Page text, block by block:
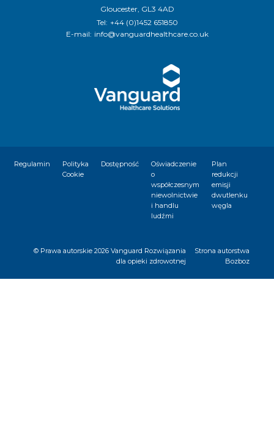
Gloucester, GL3 4AD
Tel: +44 (0)1452 651850
E-mail: info@vanguardhealthcare.co.uk
Regulamin
Polityka
Cookie
Dostępność
Oświadczenie
o
współczesnym
niewolnictwie
i handlu
ludźmi
Plan
redukcji
emisji
dwutlenku
węgla
© Prawa autorskie2026 Vanguard Rozwiązania
dla opieki zdrowotnej
Strona autorstwa
Bozboz